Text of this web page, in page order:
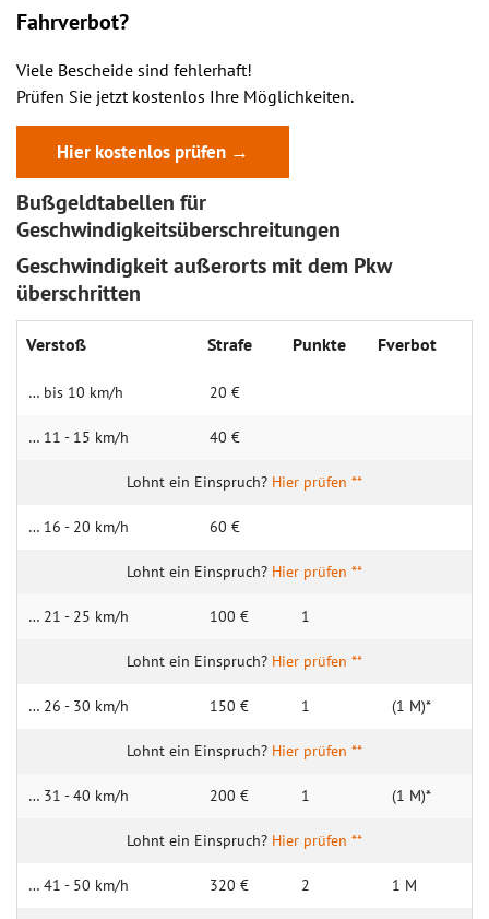
Fahrverbot?
Viele Bescheide sind fehlerhaft!
Prüfen Sie jetzt kostenlos Ihre Möglichkeiten.
Hier kostenlos prüfen →
Bußgeldtabellen für
Geschwindigkeitsüberschreitungen
Geschwindigkeit außerorts mit dem Pkw
überschritten
Verstoß Strafe Punkte Fverbot
… bis 10 km/h 20 €
… 11 - 15 km/h 40 €
Hier prüfen **
… 16 - 20 km/h 60 €
Hier prüfen **
… 21 - 25 km/h 100 € 1
Hier prüfen **
… 26 - 30 km/h 150 € 1 (1 M)*
Hier prüfen **
… 31 - 40 km/h 200 € 1 (1 M)*
Hier prüfen **
… 41 - 50 km/h 320 € 2 1 M